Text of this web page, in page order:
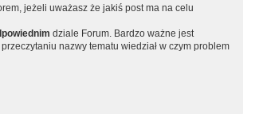
jeżeli uważasz że jakiś post ma na celu
dziale Forum. Bardzo ważne jest
nazwy tematu wiedział w czym problem